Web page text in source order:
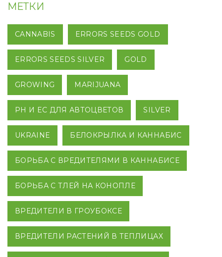
МЕТКИ
CANNABIS ERRORS SEEDS GOLD
ERRORS SEEDS SILVER GOLD
GROWING MARIJUANA
PH И EC ДЛЯ АВТОЦВЕТОВ SILVER
UKRAINE БЕЛОКРЫЛКА И КАННАБИС
БОРЬБА С ВРЕДИТЕЛЯМИ В КАННАБИСЕ
БОРЬБА С ТЛЕЙ НА КОНОПЛЕ
ВРЕДИТЕЛИ В ГРОУБОКСЕ
ВРЕДИТЕЛИ РАСТЕНИЙ В ТЕПЛИЦАХ